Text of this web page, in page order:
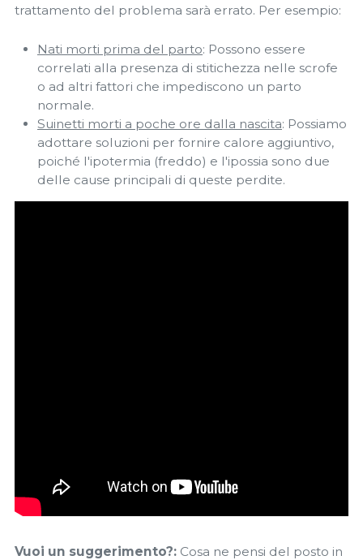
trattamento del problema sarà errato. Per esempio:
Nati morti prima del parto: Possono essere
correlati alla presenza di stitichezza nelle scrofe
o ad altri fattori che impediscono un parto
normale.
Suinetti morti a poche ore dalla nascita: Possiamo
adottare soluzioni per fornire calore aggiuntivo,
poiché l'ipotermia (freddo) e l'ipossia sono due
delle cause principali di queste perdite.
Vuoi un suggerimento?: Cosa ne pensi del posto in